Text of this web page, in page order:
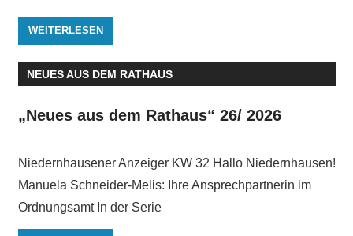
WEITERLESEN
NEUES AUS DEM RATHAUS
„Neues aus dem Rathaus“ 26/ 2026
Niedernhausener Anzeiger KW 32 Hallo Niedernhausen!
Manuela Schneider-Melis: Ihre Ansprechpartnerin im
Ordnungsamt In der Serie